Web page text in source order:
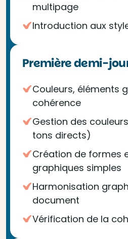
multipage
Introduction aux
Première demi-
Couleurs, éléments
cohérence
Gestion des couleurs
tons directs)
Création de formes
graphiques simples
Harmonisation
document
Vérification de la